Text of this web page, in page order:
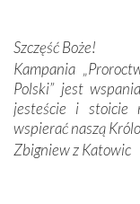
Podczas tej
spotykaliśmy
zwyczaje. Mimo
oddalone, w
Sprawiła to
kulturowa
Szczęść Boże!
Kampania
Polski” jest
jesteście i stoicie
wspierać naszą
Zbigniew z Katowic